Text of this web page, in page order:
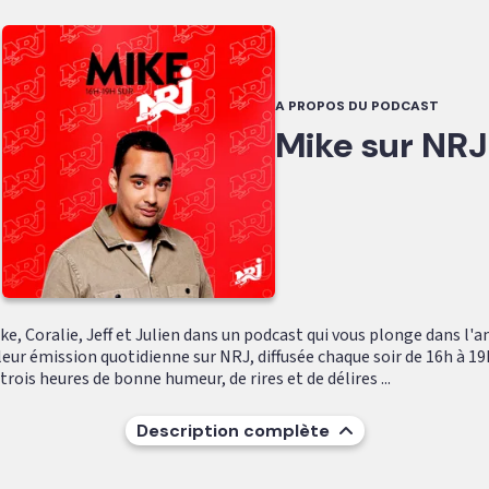
A PROPOS DU PODCAST
Mike sur NRJ
Coralie, Jeff et Julien dans un podcast qui vous plonge dans
émission quotidienne sur NRJ, diffusée chaque soir de 16h à
heures de bonne humeur, de rires et de délires ...
Description complète